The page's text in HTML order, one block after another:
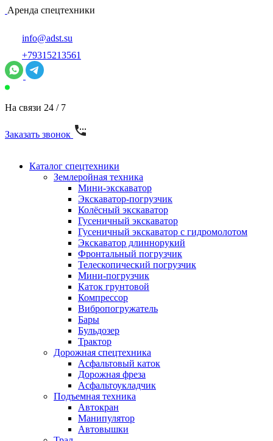
Аренда спецтехники
info@adst.su
+79315213561
На связи 24 / 7
Заказать звонок
Каталог спецтехники
Землеройная техника
Мини-экскаватор
Экскаватор-погрузчик
Колёсный экскаватор
Гусеничный экскаватор
Гусеничный экскаватор с гидромолотом
Экскаватор длиннорукий
Фронтальный погрузчик
Телескопический погрузчик
Мини-погрузчик
Каток грунтовой
Компрессор
Вибропогружатель
Бары
Бульдозер
Трактор
Дорожная спецтехника
Асфальтовый каток
Дорожная фреза
Асфальтоукладчик
Подъемная техника
Автокран
Манипулятор
Автовышки